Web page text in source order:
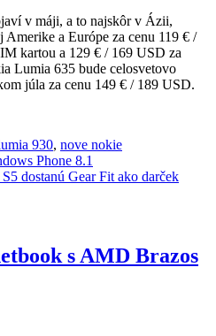
v máji, a to najskôr v Ázii,
a Európe za cenu 119 € /
kartou a 129 € / 169 USD za
Lumia 635 bude celosvetovo
júla za cenu 149 € / 189 USD.
930, nove nokie
Phone 8.1
dostanú Gear Fit ako darček
s AMD Brazos